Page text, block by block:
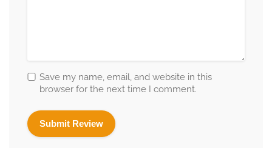
Save my name, email, and website in this
browser for the next time I comment.